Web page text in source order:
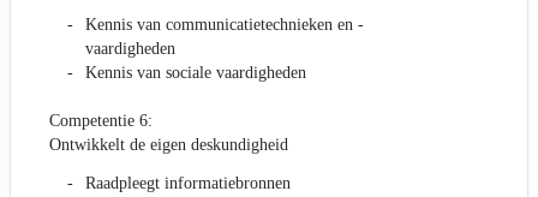
Kennis van communicatietechnieken en -
vaardigheden
Kennis van sociale vaardigheden
Competentie 6:
Ontwikkelt de eigen deskundigheid
Raadpleegt informatiebronnen